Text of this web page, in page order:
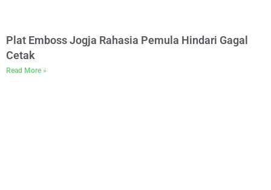
Plat Emboss Jogja Rahasia Pemula Hindari Gagal
Cetak
Read More »